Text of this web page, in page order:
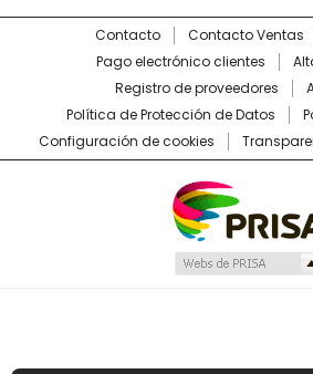
Contacto Contacto Ventas
Pago electrónico clientes
Registro de proveedores
Política de Protección de Datos
Configuración de cookies